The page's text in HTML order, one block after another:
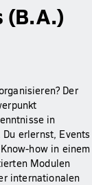
(B.A.)
Der
in
erlernst, Events
how in einem
Modulen
internationalen